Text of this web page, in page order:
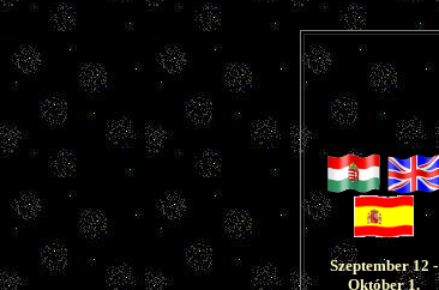
Szeptember 12 -
Október 1.